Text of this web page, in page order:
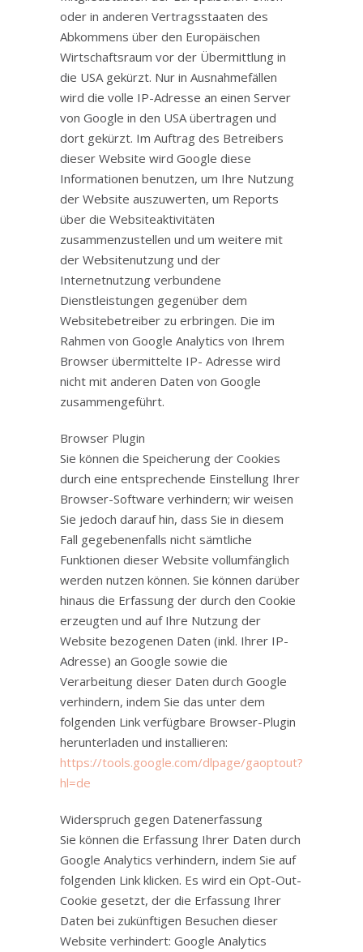
oder in anderen Vertragsstaaten des
Abkommens über den Europäischen
Wirtschaftsraum vor der Übermittlung in
die USA gekürzt. Nur in Ausnahmefällen
wird die volle IP-Adresse an einen Server
von Google in den USA übertragen und
dort gekürzt. Im Auftrag des Betreibers
dieser Website wird Google diese
Informationen benutzen, um Ihre Nutzung
der Website auszuwerten, um Reports
über die Websiteaktivitäten
zusammenzustellen und um weitere mit
der Websitenutzung und der
Internetnutzung verbundene
Dienstleistungen gegenüber dem
Websitebetreiber zu erbringen. Die im
Rahmen von Google Analytics von Ihrem
Browser übermittelte IP- Adresse wird
nicht mit anderen Daten von Google
zusammengeführt.
Browser Plugin
Sie können die Speicherung der Cookies
durch eine entsprechende Einstellung Ihrer
Browser-Software verhindern; wir weisen
Sie jedoch darauf hin, dass Sie in diesem
Fall gegebenenfalls nicht sämtliche
Funktionen dieser Website vollumfänglich
werden nutzen können. Sie können darüber
hinaus die Erfassung der durch den Cookie
erzeugten und auf Ihre Nutzung der
Website bezogenen Daten (inkl. Ihrer IP-
Adresse) an Google sowie die
Verarbeitung dieser Daten durch Google
verhindern, indem Sie das unter dem
folgenden Link verfügbare Browser-Plugin
herunterladen und installieren:
https://tools.google.com/dlpage/gaoptout?
hl=de
Widerspruch gegen Datenerfassung
Sie können die Erfassung Ihrer Daten durch
Google Analytics verhindern, indem Sie auf
folgenden Link klicken. Es wird ein Opt-Out-
Cookie gesetzt, der die Erfassung Ihrer
Daten bei zukünftigen Besuchen dieser
Website verhindert: Google Analytics